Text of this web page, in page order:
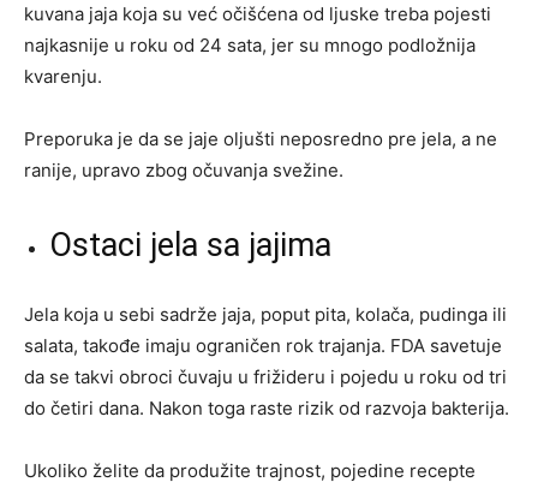
kuvana jaja koja su već očišćena od ljuske treba pojesti
najkasnije u roku od 24 sata, jer su mnogo podložnija
kvarenju.
Preporuka je da se jaje oljušti neposredno pre jela, a ne
ranije, upravo zbog očuvanja svežine.
Ostaci jela sa jajima
Jela koja u sebi sadrže jaja, poput pita, kolača, pudinga ili
salata, takođe imaju ograničen rok trajanja. FDA savetuje
da se takvi obroci čuvaju u frižideru i pojedu u roku od tri
do četiri dana. Nakon toga raste rizik od razvoja bakterija.
Ukoliko želite da produžite trajnost, pojedine recepte